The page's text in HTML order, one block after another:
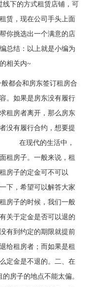
线下的方式租赁店铺，可
赁，现在公司手头上面
你挑选出一个满意的店
总结：以上就是小编为
相关内~
都会和房东签订租房合
。如果是房东没有履行
租房者离开，那么房东
没有履行合约，想要提
现代的生活中，
租房子。一般来说，租
房子的定金可不可以
下，希望可以解答大家
房子的时候，我们一般
关于定金是否可以退的
有到约定的期限就提前
给租房者；而如果是租
定金是不退的。二、在
房子的地点不能太偏。